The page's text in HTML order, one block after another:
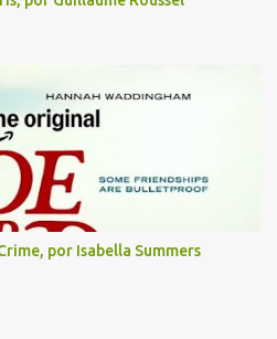
por Isabella Summers